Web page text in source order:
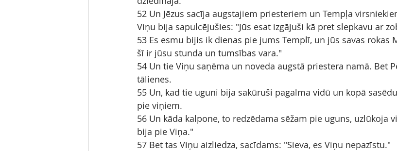
52 Un Jēzus sacīja augstajiem priesteriem un Tempļa
Viņu bija sapulcējušies: "Jūs esat izgājuši kā pret slepkavu ar
53 Es esmu bijis ik dienas pie jums Templī, un jūs savas rokas
šī ir jūsu stunda un tumsības vara."
54 Un tie Viņu saņēma un noveda augstā priestera namā. Bet
tālienes.
55 Un, kad tie uguni bija sakūruši pagalma vidū un kopā
pie viņiem.
56 Un kāda kalpone, to redzēdama sēžam pie uguns, uzlūkoja
bija pie Viņa."
57 Bet tas Viņu aizliedza, sacīdams: "Sieva, es Viņu nepazīstu."